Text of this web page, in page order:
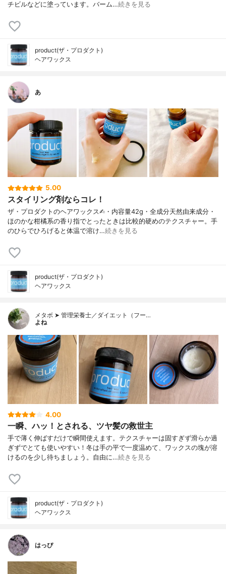
チビルなどに塗っています。バーム…続きを見る
product(ザ・プロダクト)
ヘアワックス
あ
5.00
スタイリング剤ならコレ！
ザ・プロダクトのヘアワックス✍︎・内容量42g・全成分天然由来成分・
ほのかな柑橘系の香り指でとったときは比較的硬めのテクスチャー。手
のひらでひろげると体温で溶け…続きを見る
product(ザ・プロダクト)
ヘアワックス
メタボ ➤ 管理栄養士／ダイエット（フー…
よね
4.00
一瞬、ハッ！とされる、ツヤ髪の救世主
手で薄く伸ばすだけで瞬間使えます。テクスチャーは固すぎず滑らか過
ぎずでとても使いやすい！冬は手の平で一度温めて、ワックスの塊が溶
けるのを少し待ちましょう。自由に…続きを見る
product(ザ・プロダクト)
ヘアワックス
はっぴ